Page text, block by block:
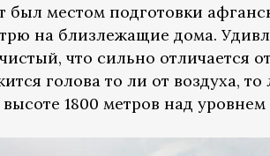
был местом подготовки
на близлежащие дома.
что сильно отличается
голова то ли от воздуха,
1800 метров над